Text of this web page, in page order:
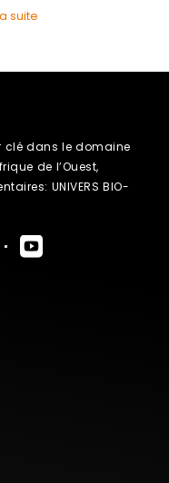
suite
clé dans le domaine
de l’Ouest,
UNIVERS BIO-